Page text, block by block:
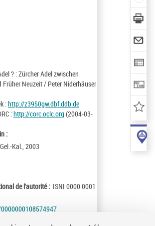
? : Zürcher Adel zwischen
Neuzeit / Peter Niderhäuser
:http://z3950gw.dbf.ddb.de
:http://corc.oclc.org (2004-03-
:
Kal., 2003
de l'autorité : ISNI 0000 0001